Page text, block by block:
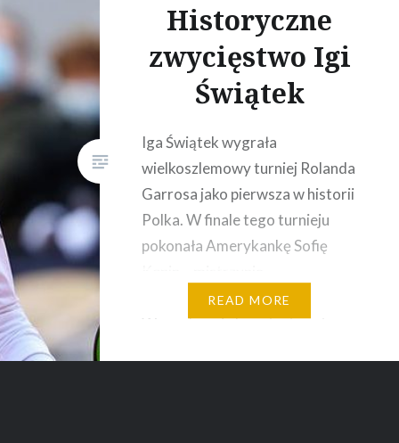
Historyczne
zwycięstwo Igi
Świątek
Iga Świątek wygrała
wielkoszlemowy turniej Rolanda
Garrosa jako pierwsza w historii
Polka. W finale tego turnieju
pokonała Amerykankę Sofię
tegorocznego Australian Open.
Wygrała z nią bez straty seta
READ MORE